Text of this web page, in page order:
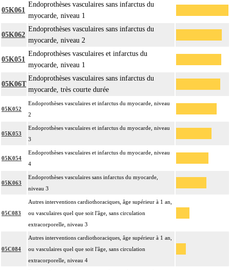
05K061
Endoprothèses vasculaires sans infarctus du
myocarde, niveau 1
05K062
Endoprothèses vasculaires sans infarctus du
myocarde, niveau 2
05K051
Endoprothèses vasculaires et infarctus du
myocarde, niveau 1
05K06T
Endoprothèses vasculaires sans infarctus du
myocarde, très courte durée
05K052
Endoprothèses vasculaires et infarctus du myocarde, niveau
2
05K053
Endoprothèses vasculaires et infarctus du myocarde, niveau
3
05K054
Endoprothèses vasculaires et infarctus du myocarde, niveau
4
05K063
Endoprothèses vasculaires sans infarctus du myocarde,
niveau 3
05C083
Autres interventions cardiothoraciques, âge supérieur à 1 an,
ou vasculaires quel que soit l'âge, sans circulation
extracorporelle, niveau 3
05C084
Autres interventions cardiothoraciques, âge supérieur à 1 an,
ou vasculaires quel que soit l'âge, sans circulation
extracorporelle, niveau 4